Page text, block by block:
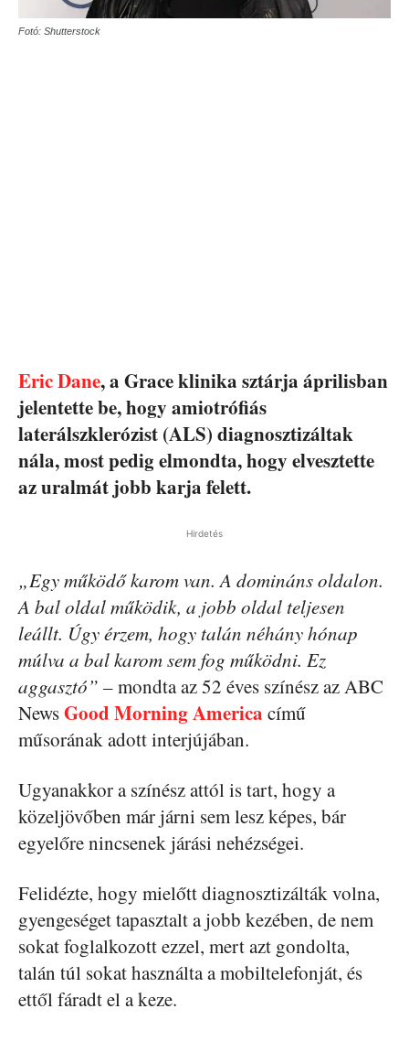
Fotó: Shutterstock
Eric Dane, a Grace klinika sztárja áprilisban
jelentette be, hogy amiotrófiás
laterálszklerózist (ALS) diagnosztizáltak
nála, most pedig elmondta, hogy elvesztette
az uralmát jobb karja felett.
Hirdetés
„Egy működő karom van. A domináns oldalon.
A bal oldal működik, a jobb oldal teljesen
leállt. Úgy érzem, hogy talán néhány hónap
múlva a bal karom sem fog működni. Ez
aggasztó” – mondta az 52 éves színész az ABC
NewsGood Morning America című
műsorának adott interjújában.
Ugyanakkor a színész attól is tart, hogy a
közeljövőben már járni sem lesz képes, bár
egyelőre nincsenek járási nehézségei.
Felidézte, hogy mielőtt diagnosztizálták volna,
gyengeséget tapasztalt a jobb kezében, de nem
sokat foglalkozott ezzel, mert azt gondolta,
talán túl sokat használta a mobiltelefonját, és
ettől fáradt el a keze.